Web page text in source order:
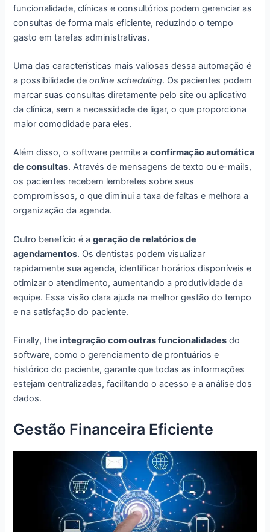
funcionalidade, clínicas e consultórios podem gerenciar as
consultas de forma mais eficiente, reduzindo o tempo
gasto em tarefas administrativas.
Uma das características mais valiosas dessa automação é
a possibilidade deonline scheduling. Os pacientes podem
marcar suas consultas diretamente pelo site ou aplicativo
da clínica, sem a necessidade de ligar, o que proporciona
maior comodidade para eles.
Além disso, o software permite aconfirmação automática
de consultas. Através de mensagens de texto ou e-mails,
os pacientes recebem lembretes sobre seus
compromissos, o que diminui a taxa de faltas e melhora a
organização da agenda.
Outro benefício é ageração de relatórios de
agendamentos. Os dentistas podem visualizar
rapidamente sua agenda, identificar horários disponíveis e
otimizar o atendimento, aumentando a produtividade da
equipe. Essa visão clara ajuda na melhor gestão do tempo
e na satisfação do paciente.
Finally, theintegração com outras funcionalidades do
software, como o gerenciamento de prontuários e
histórico do paciente, garante que todas as informações
estejam centralizadas, facilitando o acesso e a análise dos
dados.
Gestão Financeira Eficiente